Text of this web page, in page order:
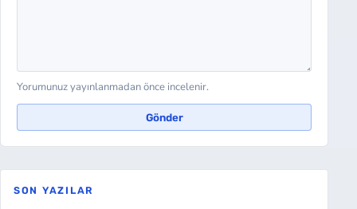
SON YAZILAR
Yorumunuz yayınlanmadan önce incelenir.
Gönder